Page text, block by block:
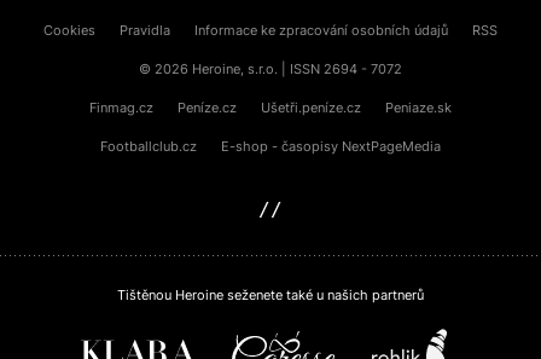
Cookies Pravidla Informace ke zpracování osobních údajů RSS
© 2026 Heroine, s.r.o. | ISSN 2694 - 7072
Finmag.cz Peníze.cz Ušetři.peníze.cz Peniaze.sk
Footballclub.cz E-shop - časopisy NextPageMedia
Tištěnou Heroine seženete také u našich partnerů